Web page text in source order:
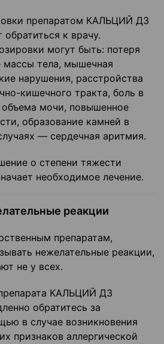
препаратом КАЛЬЦИЙ Д3
к врачу.
могут быть: потеря
массы тела, мышечная
нарушения, расстройства
кишечного тракта, боль в
объема мочи, повышенное
образование камней в
— сердечная аритмия.
о степени тяжести
необходимое лечение.
реакции
препаратам,
нежелательные реакции,
не у всех.
КАЛЬЦИЙ Д3
обратитесь за
в случае возникновения
признаков аллергической